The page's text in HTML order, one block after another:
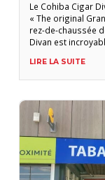
Le Cohiba Cigar
« The original
rez-de-chaussée
Divan est
reste depuis son
LIRE LA SUITE